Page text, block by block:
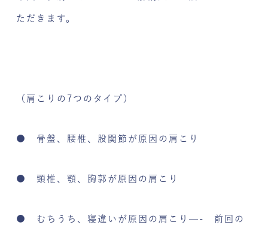
ただきます。
（肩こりの7つのタイプ）
● 骨盤、腰椎、股関節が原因の肩こり
● 頸椎、顎、胸郭が原因の肩こり
● むちうち、寝違いが原因の肩こり—- 前回の